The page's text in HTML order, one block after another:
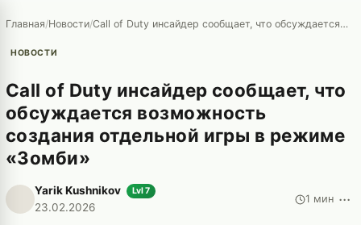
Главная/Новости/ Call of Duty инсайдер сообщает, что обсуждается возможность создания отдельной игры в режиме «Зомби»
НОВОСТИ
Call of Duty инсайдер сообщает, что
обсуждается возможность
создания отдельной игры в режиме
«Зомби»
Yarik Kushnikov Lvl 7
23.02.2026
1 мин ···